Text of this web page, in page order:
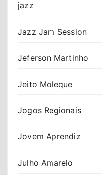
jazz
Jazz Jam Session
Jeferson Martinho
Jeito Moleque
Jogos Regionais
Jovem Aprendiz
Julho Amarelo